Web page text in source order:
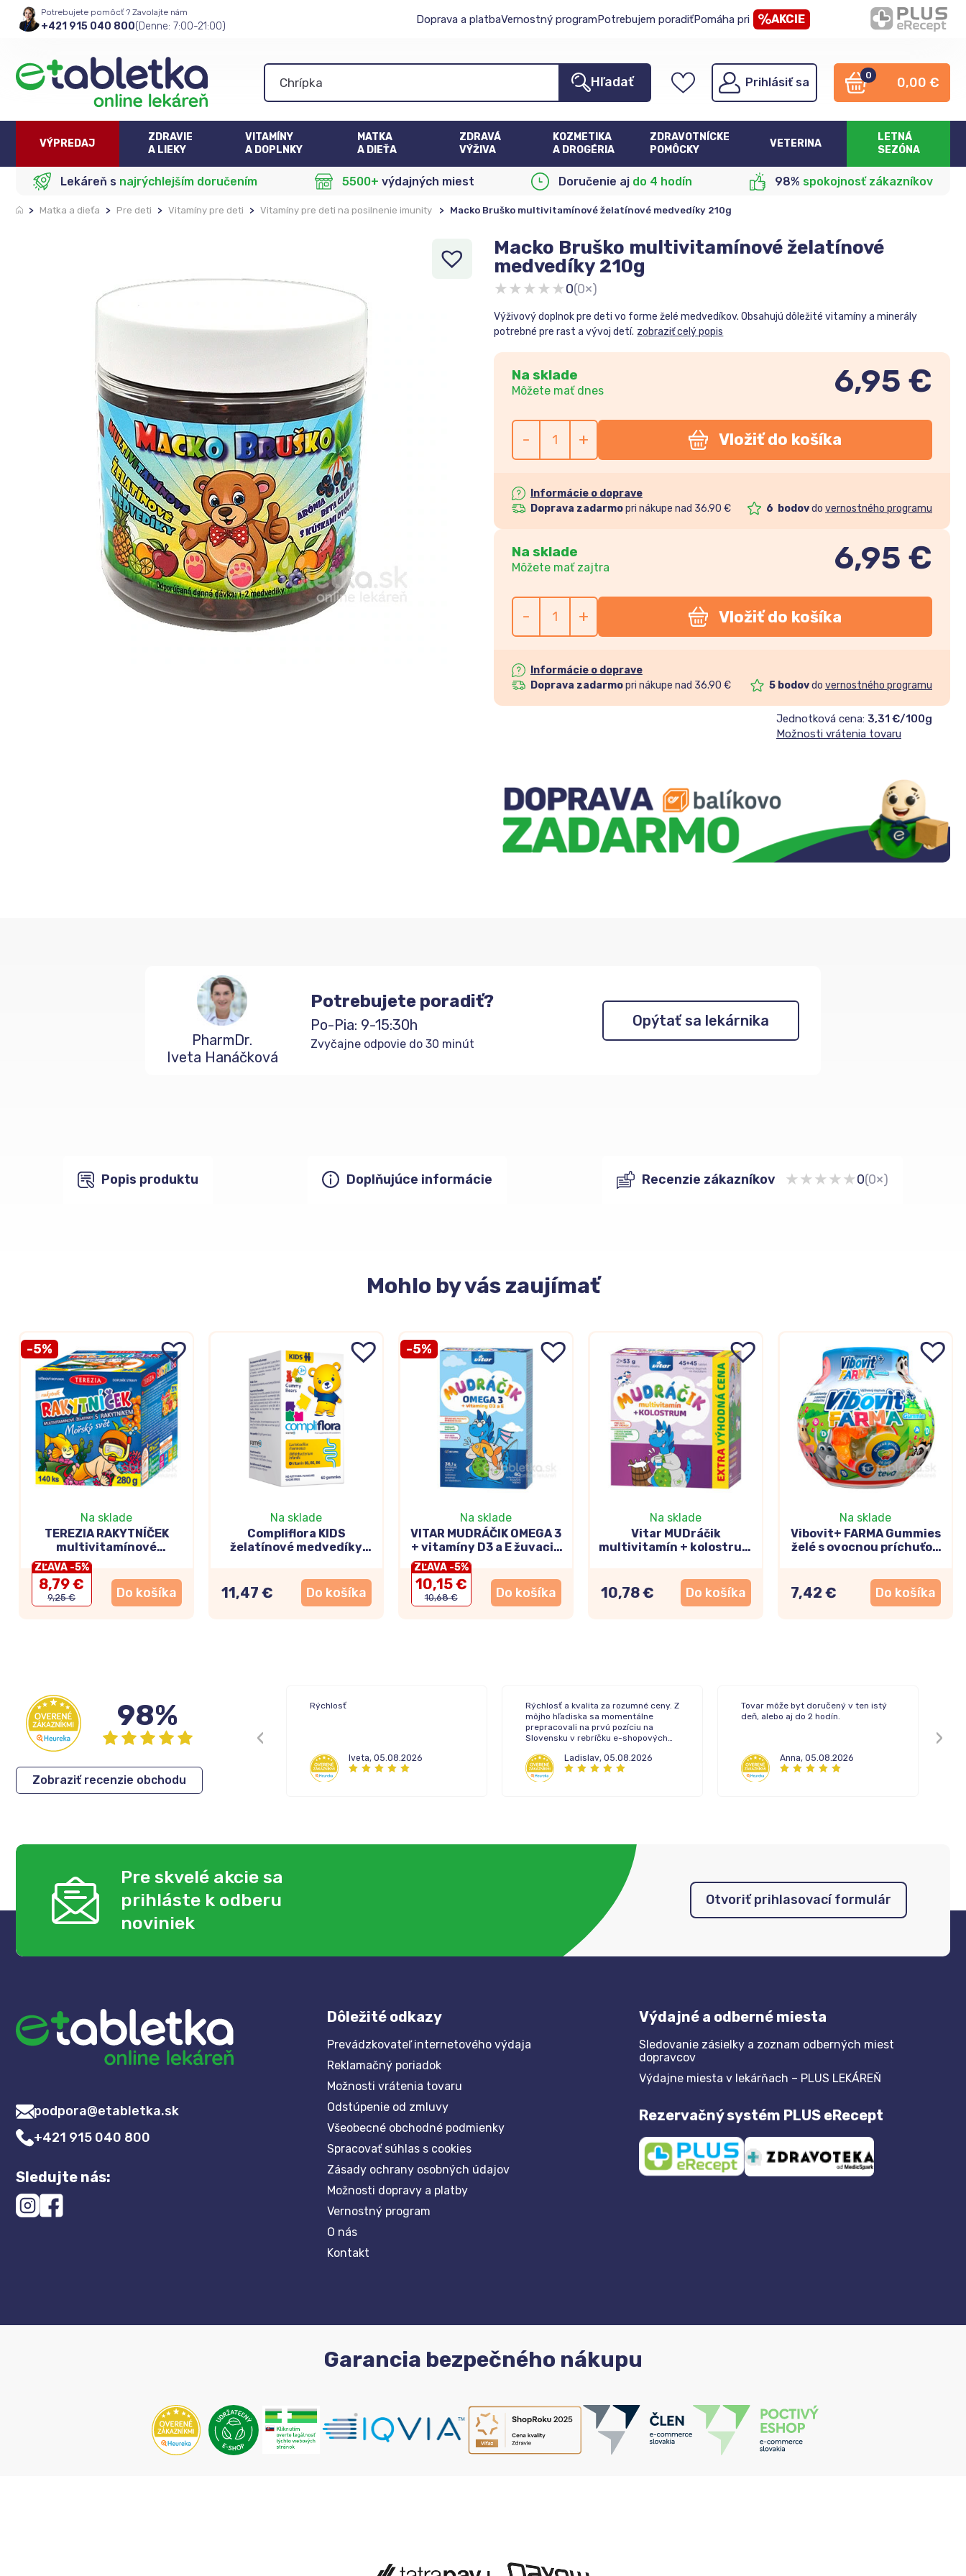
Potrebujete pomôcť ? Zavolajte nám
+421 915 040 800(Denne: 7:00-21:00)
Doprava a platbaVernostný programPotrebujem poradiťPomáha pri AKCIE
Hľadať Prihlásiť sa
0 0,00 €
VÝPREDAJ
ZDRAVIE
A LIEKY
VITAMÍNY
A DOPLNKY
MATKA
A DIEŤA
ZDRAVÁ
VÝŽIVA
KOZMETIKA
A DROGÉRIA
ZDRAVOTNÍCKE
POMÔCKY
VETERINA
LETNÁ
SEZÓNA
Lekáreň s najrýchlejším doručením 5500+ výdajných miest Doručenie aj do 4 hodín 98% spokojnosť zákazníkov
> Matka a dieťa > Pre deti > Vitamíny pre deti > Vitamíny pre deti na posilnenie imunity > Macko Bruško multivitamínové želatínové medvedíky 210g
Macko Bruško multivitamínové želatínové
medvedíky 210g
★★★★★0(0×)
Výživový doplnok pre deti vo forme želé medvedíkov. Obsahujú dôležité vitamíny a minerály
potrebné pre rast a vývoj detí. zobraziť celý popis
Na sklade
Môžete mať dnes 6,95 €
- + Vložiť do košíka
Informácie o doprave
Doprava zadarmopri nákupe nad 36.90 € 6 bodovdo vernostného programu
Na sklade
Môžete mať zajtra 6,95 €
- + Vložiť do košíka
Informácie o doprave
Doprava zadarmopri nákupe nad 36.90 € 5 bodovdo vernostného programu
Jednotková cena: 3,31 €/100g
Možnosti vrátenia tovaru
PharmDr.
Iveta Hanáčková
Potrebujete poradiť?
Po-Pia: 9-15:30h
Zvyčajne odpovie do 30 minút
Opýtať sa lekárnika
Popis produktu Doplňujúce informácie Recenzie zákazníkov ★★★★★0(0×)
Mohlo by vás zaujímať
-5%
Na sklade
TEREZIA RAKYTNÍČEK
multivitamínové
želatínky s rakytníkom
Morský svet 140ks
ZĽAVA -5%
8,79 €
9,25 € Do košíka
Na sklade
Compliflora KIDS
želatínové medvedíky
11,47 € Do košíka
-5%
Na sklade
VITAR MUDRÁČIK OMEGA 3
+ vitamíny D3 a E žuvacie
kapsule s príchuťou tutti-
frutti 60 kapsúl
ZĽAVA -5%
10,15 €
10,68 € Do košíka
Na sklade
Vitar MUDráčik
multivitamín + kolostrum
10,78 € Do košíka
Na sklade
Vibovit+ FARMA Gummies
želé s ovocnou príchuťou
7,42 € Do košíka
98%
Zobraziť recenzie obchodu
Rýchle dodanie tovaru.
Cenovo dobré produkty
Rýchlosť
Iveta, 05.08.2026
Rýchlosť a kvalita za rozumné ceny. Z
môjho hľadiska sa momentálne
prepracovali na prvú pozíciu na
Slovensku v rebríčku e-shopových
Ladislav, 05.08.2026
Tovar môže byt doručený v ten istý
deň, alebo aj do 2 hodín.
Anna, 05.08.2026
Pre skvelé akcie sa
prihláste k odberu
noviniek
Otvoriť prihlasovací formulár
podpora@etabletka.sk
+421 915 040 800
Sledujte nás:
Dôležité odkazy
Prevádzkovateľ internetového výdaja
Reklamačný poriadok
Možnosti vrátenia tovaru
Odstúpenie od zmluvy
Všeobecné obchodné podmienky
Spracovať súhlas s cookies
Zásady ochrany osobných údajov
Možnosti dopravy a platby
Vernostný program
O nás
Kontakt
Výdajné a odberné miesta
Sledovanie zásielky a zoznam odberných miest
dopravcov
Výdajne miesta v lekárňach – PLUS LEKÁREŇ
Rezervačný systém PLUS eRecept
Garancia bezpečného nákupu